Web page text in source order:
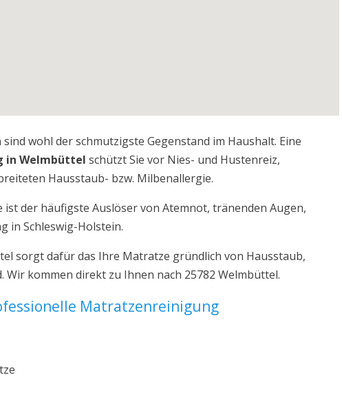
wohl der schmutzigste Gegenstand im Haushalt. Eine
in Welmbüttel schützt Sie vor Nies- und Hustenreiz,
Hausstaub- bzw. Milbenallergie.
ist der häufigste Auslöser von Atemnot, tränenden Augen,
in Schleswig-Holstein.
sorgt dafür das Ihre Matratze gründlich von Hausstaub,
kommen direkt zu Ihnen nach 25782 Welmbüttel.
Matratzenreinigung